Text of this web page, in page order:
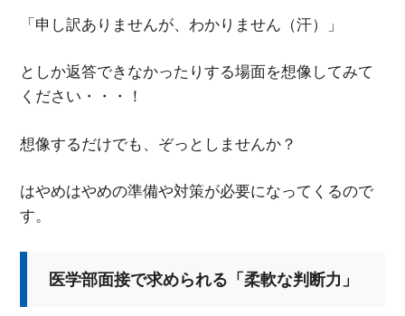
「申し訳ありませんが、わかりません（汗）」
としか返答できなかったりする場面を想像してみて
ください・・・！
想像するだけでも、ぞっとしませんか？
はやめはやめの準備や対策が必要になってくるので
す。
医学部面接で求められる「柔軟な判断力」